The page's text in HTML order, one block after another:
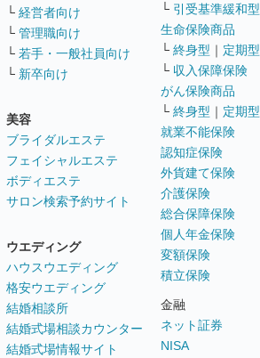
└ 経営者向け
└ 管理職向け
└ 若手・一般社員向け
└ 新卒向け
美容
ブライダルエステ
フェイシャルエステ
ボディエステ
サロン検索予約サイト
ウエディング
ハウスウエディング
格安ウエディング
結婚相談所
結婚式場相談カウンター
結婚式場情報サイト
└ 引受基準緩和型
生命保険商品
└ 終身型 ｜ 定期型
└ 収入保障保険
がん保険商品
└ 終身型 ｜ 定期型
就業不能保険
認知症保険
外貨建て保険
介護保険
総合保障保険
個人年金保険
変額保険
積立保険
金融
ネット証券
NISA